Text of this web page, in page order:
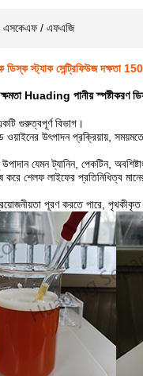
এসকেএফ / এফএজি
ডিস্ক স্ট্যাক সেন্ট্রিফিউজ দক্ষতা
Huading পানীয় স্পষ্টীকরণ
গুরুত্বপূর্ণ বিভাগ।
উৎপাদন প্রক্রিয়ায়,
যেমন ট্যানিন, পেকটিন,
শেলফ লাইফের প্রতিনিধিত্ব
পূরণ করতে পারে, পৃথকীকৃত